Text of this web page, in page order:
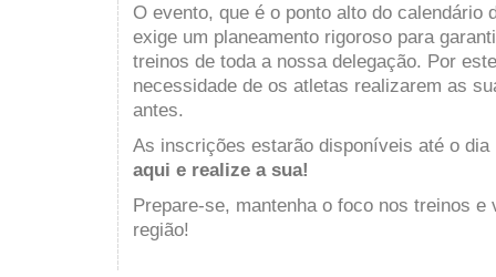
O evento, que é o ponto alto do calendário
exige um planeamento rigoroso para
treinos de toda a nossa delegação. Por
necessidade de os atletas realizarem as
antes.
As inscrições estarão disponíveis até o dia
aqui e realize a sua!
Prepare-se, mantenha o foco nos treinos e
região!